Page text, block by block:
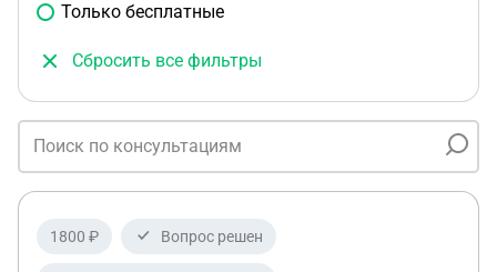
Только бесплатные
Сбросить все фильтры
1800 ₽ Вопрос решен